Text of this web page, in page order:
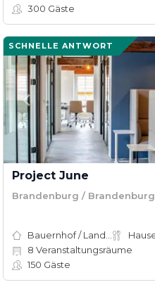
300 Gäste
SCHNELLE ANTWORT
Project June
Brandenburg / Brandenburg
8 Veranstaltungsräume
150 Gäste